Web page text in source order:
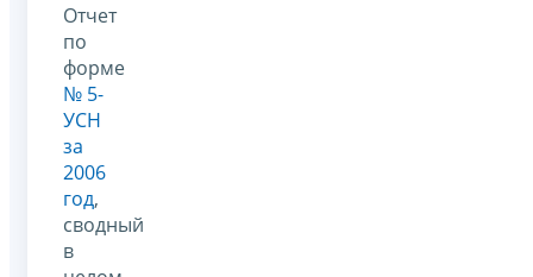
Отчет
по
форме
№ 5-
УСН
за
2006
год,
сводный
в